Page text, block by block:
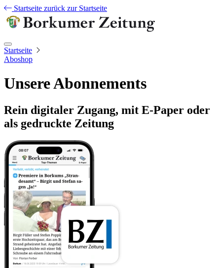
Startseite zurück zur Startseite
Startseite
Aboshop
Unsere Abonnements
Rein digitaler Zugang, mit E-Paper oder
als gedruckte Zeitung